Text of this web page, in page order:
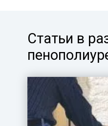
Статьи в